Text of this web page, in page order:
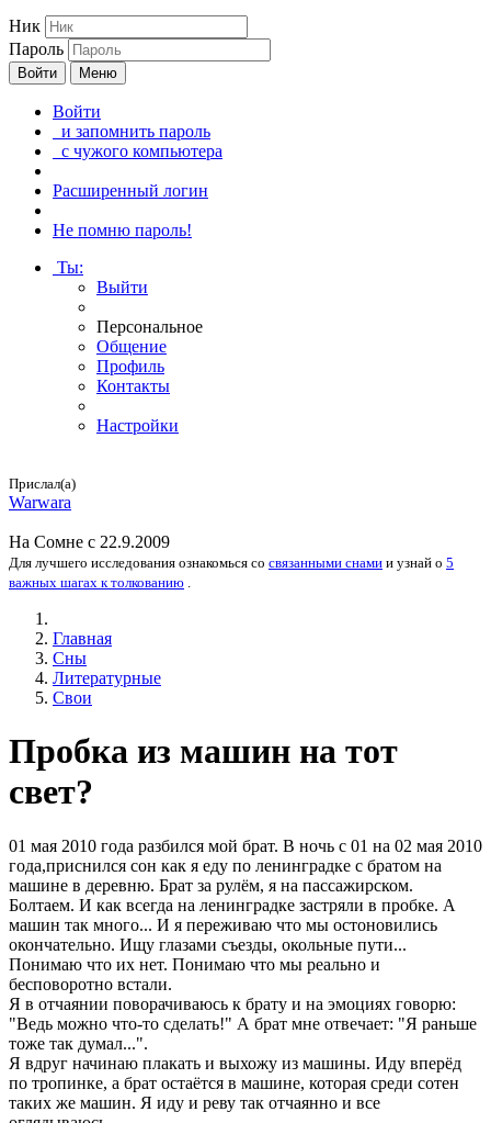
Ник
Пароль
Войти Меню
Войти
и запомнить пароль
с чужого компьютера
Расширенный логин
Не помню пароль!
Ты:
Выйти
Персональное
Общение
Профиль
Контакты
Настройки
Прислал(а)
Warwara
На Сомне с 22.9.2009
Для лучшего исследования ознакомься со связанными снами и узнай о 5
важных шагах к толкованию .
Главная
Сны
Литературные
Свои
Пробка из машин на тот
свет?
01 мая 2010 года разбился мой брат. В ночь с 01 на 02 мая 2010
года,приснился сон как я еду по ленинградке с братом на
машине в деревню. Брат за рулём, я на пассажирском.
Болтаем. И как всегда на ленинградке застряли в пробке. А
машин так много... И я переживаю что мы остоновились
окончательно. Ищу глазами съезды, окольные пути...
Понимаю что их нет. Понимаю что мы реально и
бесповоротно встали.
Я в отчаянии поворачиваюсь к брату и на эмоциях говорю:
"Ведь можно что-то сделать!" А брат мне отвечает: "Я раньше
тоже так думал...".
Я вдруг начинаю плакать и выхожу из машины. Иду вперёд
по тропинке, а брат остаётся в машине, которая среди сотен
таких же машин. Я иду и реву так отчаянно и все